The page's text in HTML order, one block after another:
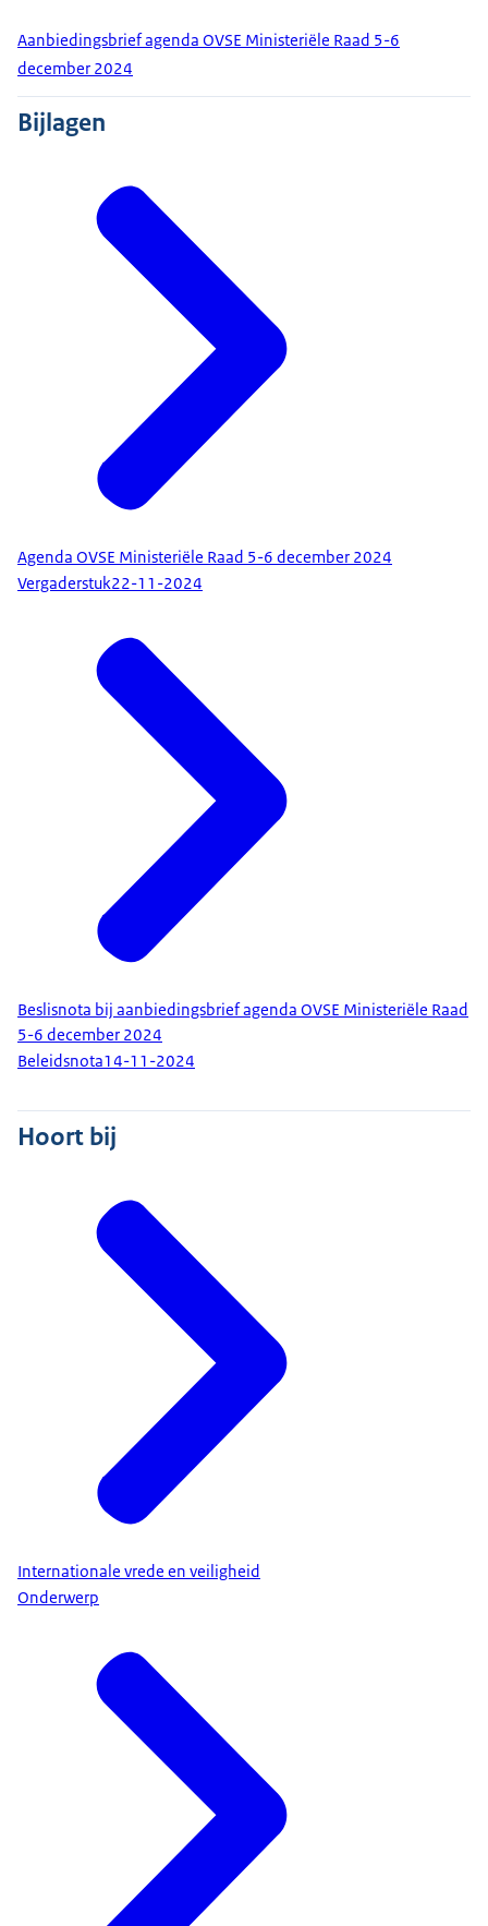
Aanbiedingsbrief agenda OVSE Ministeriële Raad 5-6
december 2024
Bijlagen
Agenda OVSE Ministeriële Raad 5-6 december 2024
Vergaderstuk22-11-2024
Beslisnota bij aanbiedingsbrief agenda OVSE Ministeriële Raad
5-6 december 2024
Beleidsnota14-11-2024
Hoort bij
Internationale vrede en veiligheid
Onderwerp